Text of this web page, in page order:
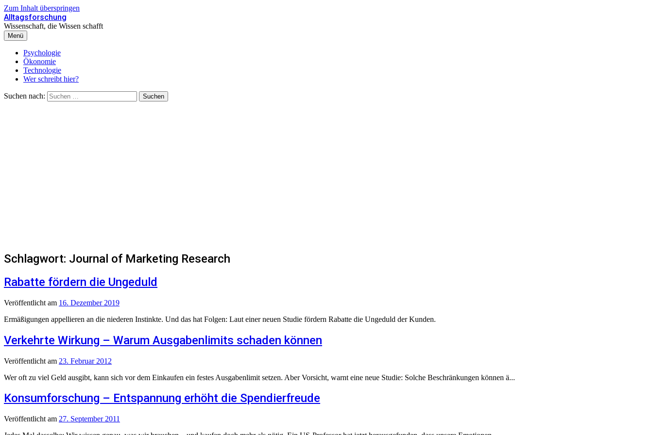
Zum Inhalt überspringen
Alltagsforschung
Wissenschaft, die Wissen schafft
Menü
Psychologie
Ökonomie
Technologie
Wer schreibt hier?
Suchen nach:
Schlagwort: Journal of Marketing Research
Rabatte fördern die Ungeduld
Veröffentlicht am 16. Dezember 2019
Ermäßigungen appellieren an die niederen Instinkte. Und das hat Folgen: Laut einer neuen Studie fördern Rabatte die Ungeduld der Kunden.
Verkehrte Wirkung – Warum Ausgabenlimits schaden können
Veröffentlicht am 23. Februar 2012
Wer oft zu viel Geld ausgibt, kann sich vor dem Einkaufen ein festes Ausgabenlimit setzen. Aber Vorsicht, warnt eine neue Studie: Solche Beschränkungen können ä...
Konsumforschung – Entspannung erhöht die Spendierfreude
Veröffentlicht am 27. September 2011